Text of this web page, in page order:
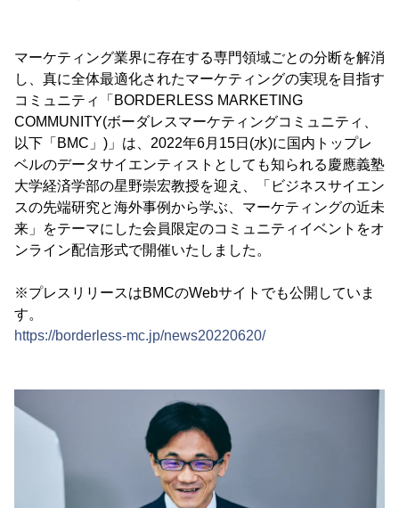
マーケティング業界に存在する専門領域ごとの分断を解消
し、真に全体最適化されたマーケティングの実現を目指す
コミュニティ「BORDERLESS MARKETING
COMMUNITY(ボーダレスマーケティングコミュニティ、
以下「BMC」)」は、2022年6月15日(水)に国内トップレ
ベルのデータサイエンティストとしても知られる慶應義塾
大学経済学部の星野崇宏教授を迎え、「ビジネスサイエン
スの先端研究と海外事例から学ぶ、マーケティングの近未
来」をテーマにした会員限定のコミュニティイベントをオ
ンライン配信形式で開催いたしました。
※プレスリリースはBMCのWebサイトでも公開していま
す。
https://borderless-mc.jp/news20220620/